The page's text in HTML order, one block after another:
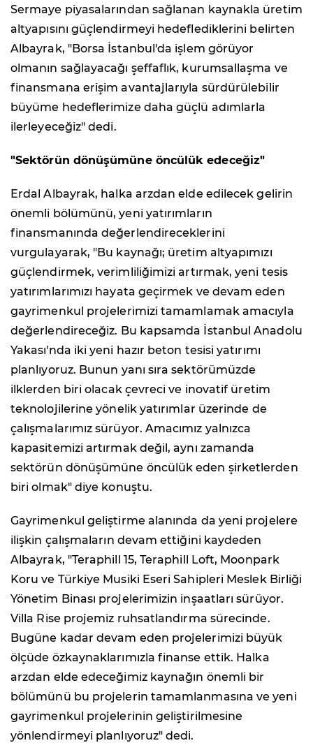
Sermaye piyasalarından sağlanan kaynakla üretim
altyapısını güçlendirmeyi hedeflediklerini belirten
Albayrak, "Borsa İstanbul'da işlem görüyor
olmanın sağlayacağı şeffaflık, kurumsallaşma ve
finansmana erişim avantajlarıyla sürdürülebilir
büyüme hedeflerimize daha güçlü adımlarla
ilerleyeceğiz" dedi.
"Sektörün dönüşümüne öncülük edeceğiz"
Erdal Albayrak, halka arzdan elde edilecek gelirin
önemli bölümünü, yeni yatırımların
finansmanında değerlendireceklerini
vurgulayarak, "Bu kaynağı; üretim altyapımızı
güçlendirmek, verimliliğimizi artırmak, yeni tesis
yatırımlarımızı hayata geçirmek ve devam eden
gayrimenkul projelerimizi tamamlamak amacıyla
değerlendireceğiz. Bu kapsamda İstanbul Anadolu
Yakası'nda iki yeni hazır beton tesisi yatırımı
planlıyoruz. Bunun yanı sıra sektörümüzde
ilklerden biri olacak çevreci ve inovatif üretim
teknolojilerine yönelik yatırımlar üzerinde de
çalışmalarımız sürüyor. Amacımız yalnızca
kapasitemizi artırmak değil, aynı zamanda
sektörün dönüşümüne öncülük eden şirketlerden
biri olmak" diye konuştu.
Gayrimenkul geliştirme alanında da yeni projelere
ilişkin çalışmaların devam ettiğini kaydeden
Albayrak, "Teraphill 15, Teraphill Loft, Moonpark
Koru ve Türkiye Musiki Eseri Sahipleri Meslek Birliği
Yönetim Binası projelerimizin inşaatları sürüyor.
Villa Rise projemiz ruhsatlandırma sürecinde.
Bugüne kadar devam eden projelerimizi büyük
ölçüde özkaynaklarımızla finanse ettik. Halka
arzdan elde edeceğimiz kaynağın önemli bir
bölümünü bu projelerin tamamlanmasına ve yeni
gayrimenkul projelerinin geliştirilmesine
yönlendirmeyi planlıyoruz" dedi.